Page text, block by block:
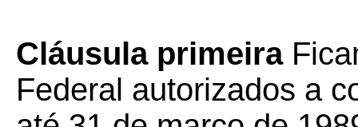
Cláusula primeira
Federal autorizados a